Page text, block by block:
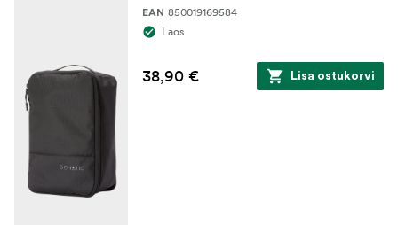
EAN 850019169584
Laos
38,90 € Lisa ostukorvi